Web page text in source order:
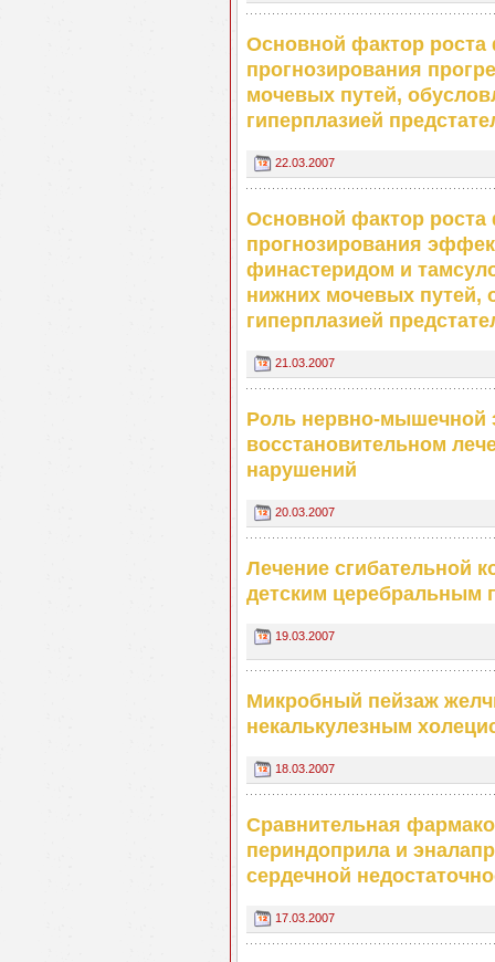
Основной фактор роста
прогнозирования
мочевых путей,
гиперплазией
22.03.2007
Основной фактор роста
прогнозирования
финастеридом и
нижних мочевых путей,
гиперплазией
21.03.2007
Роль нервно-мышечной
восстановительном
нарушений
20.03.2007
Лечение сгибательной
детским церебральным
19.03.2007
Микробный пейзаж
некалькулезным
18.03.2007
Сравнительная
периндоприла и
сердечной
17.03.2007